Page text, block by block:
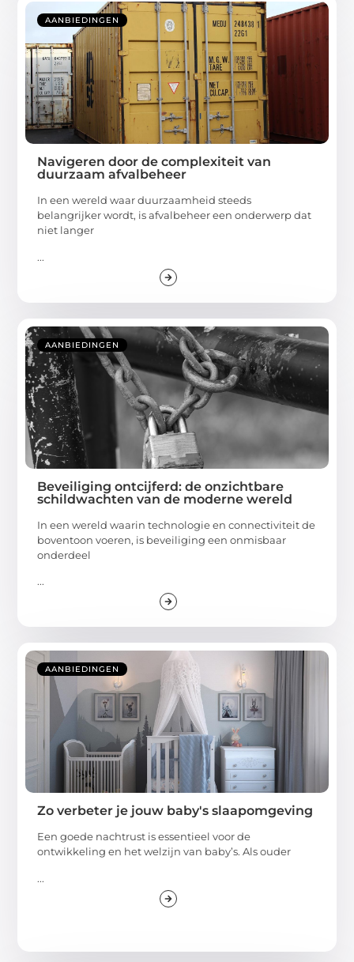
AANBIEDINGEN
Navigeren door de complexiteit van
duurzaam afvalbeheer
In een wereld waar duurzaamheid steeds
belangrijker wordt, is afvalbeheer een onderwerp dat
niet langer
...
AANBIEDINGEN
Beveiliging ontcijferd: de onzichtbare
schildwachten van de moderne wereld
In een wereld waarin technologie en connectiviteit de
boventoon voeren, is beveiliging een onmisbaar
onderdeel
...
AANBIEDINGEN
Zo verbeter je jouw baby's slaapomgeving
Een goede nachtrust is essentieel voor de
ontwikkeling en het welzijn van baby’s. Als ouder
...